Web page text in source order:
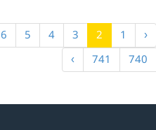
‹
1
2
3
4
5
6
740
741
›